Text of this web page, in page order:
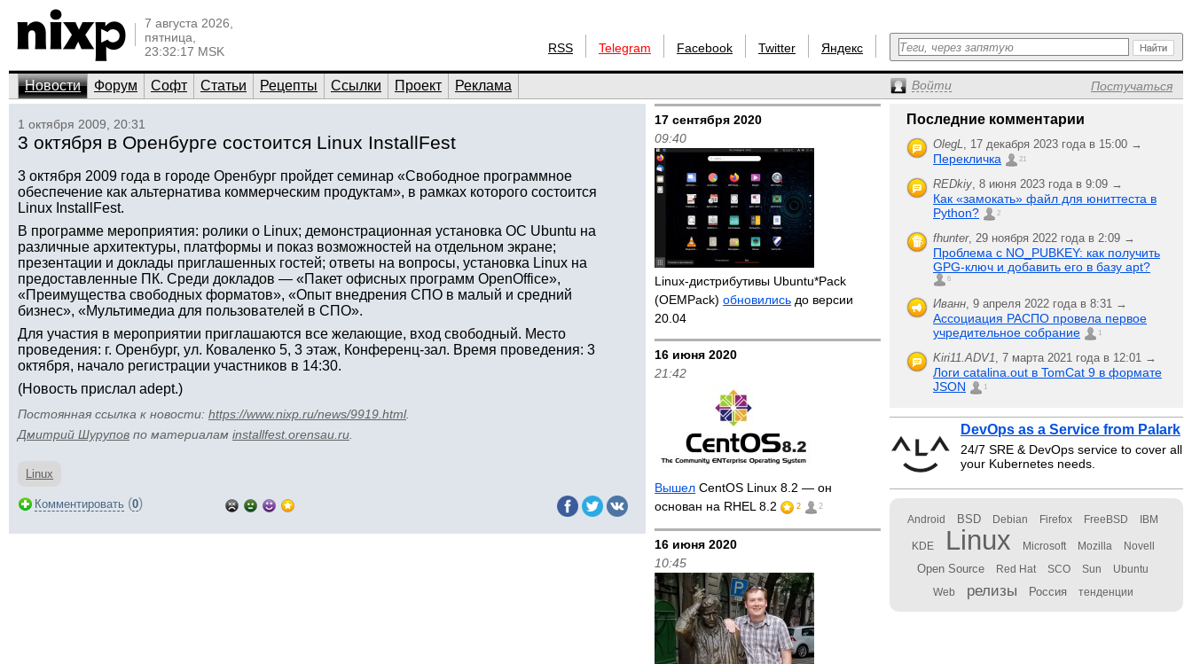
7 августа 2026,
пятница,
23:32:17 MSK
RSS Telegram Facebook Twitter Яндекс
Новости Форум Софт Статьи Рецепты Ссылки Проект Реклама Войти Постучаться
1 октября 2009, 20:31
3 октября в Оренбурге состоится Linux InstallFest
3 октября 2009 года в городе Оренбург пройдет семинар «Свободное программное
обеспечение как альтернатива коммерческим продуктам», в рамках которого состоится
Linux InstallFest.
В программе мероприятия: ролики о Linux; демонстрационная установка ОС Ubuntu на
различные архитектуры, платформы и показ возможностей на отдельном экране;
презентации и доклады приглашенных гостей; ответы на вопросы, установка Linux на
предоставленные ПК. Среди докладов — «Пакет офисных программ OpenOffice»,
«Преимущества свободных форматов», «Опыт внедрения СПО в малый и средний
бизнес», «Мультимедиа для пользователей в СПО».
Для участия в мероприятии приглашаются все желающие, вход свободный. Место
проведения: г. Оренбург, ул. Коваленко 5, 3 этаж, Конференц-зал. Время проведения: 3
октября, начало регистрации участников в 14:30.
(Новость прислал adept.)
Постоянная ссылка к новости: https://www.nixp.ru/news/9919.html.
Дмитрий Шурупов по материалам installfest.orensau.ru
Linux
Комментировать (0)
17 сентября 2020
09:40
Linux-дистрибутивы Ubuntu*Pack
(OEMPack)обновились до версии
20.04
16 июня 2020
21:42
Вышел CentOS Linux 8.2 — он
основан на RHEL 8.2
2 2
16 июня 2020
10:45
Последние комментарии
OlegL, 17 декабря 2023 года в 15:00 →
Перекличка 21
REDkiy, 8 июня 2023 года в 9:09 →
Как «замокать» файл для юниттеста в
Python?
2
fhunter, 29 ноября 2022 года в 2:09 →
Проблема с NO_PUBKEY: как получить
GPG-ключ и добавить его в базу apt?
6
Иванн, 9 апреля 2022 года в 8:31 →
Ассоциация РАСПО провела первое
учредительное собрание
1
Kiri11.ADV1, 7 марта 2021 года в 12:01 →
Логи catalina.out в TomCat 9 в формате
JSON
1
DevOps as a Service from Palark
24/7 SRE & DevOps service to cover all
your Kubernetes needs.
Android BSD Debian Firefox FreeBSD IBM
KDE Linux Microsoft Mozilla Novell
Open Source Red Hat SCO Sun Ubuntu
Web релизы Россия тенденции